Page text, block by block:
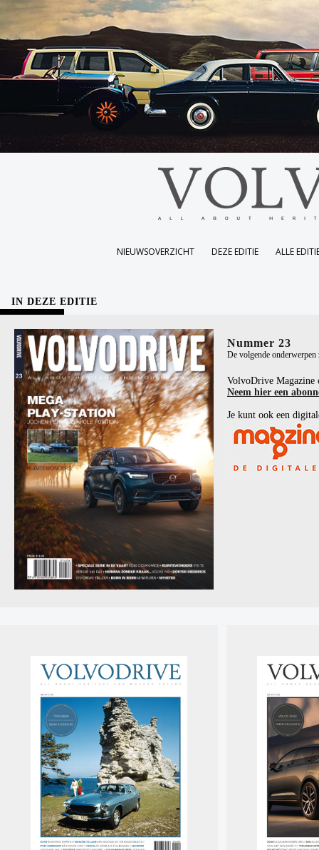
NIEUWSOVERZICHT DEZE EDITIE ALLE
IN DEZE EDITIE
Nummer 23
De volgende onderwerpen
VolvoDrive Magazine
Neem hier een
Je kunt ook een